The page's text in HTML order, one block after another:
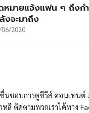
หมายแจ้งแฟน ๆ ถึงก
งจะมาถึง
06/2020
นชอบการดูซีรีส์ คอนเทนต์
ลี ติดตามพวกเราได้ทาง